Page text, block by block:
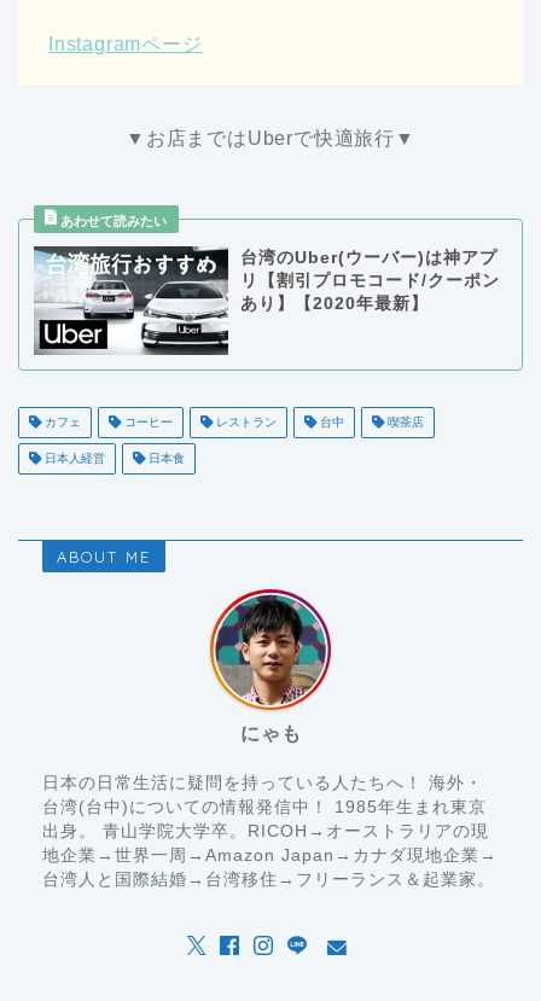
Instagramページ
▼お店まではUberで快適旅行▼
台湾のUber(ウーバー)は神アプ
リ【割引プロモコード/クーポン
あり】【2020年最新】
カフェ コーヒー レストラン 台中 喫茶店
日本人経営 日本食
ABOUT ME
にゃも
日本の日常生活に疑問を持っている人たちへ！ 海外・
台湾(台中)についての情報発信中！ 1985年生まれ東京
出身。 青山学院大学卒。RICOH→オーストラリアの現
地企業→世界一周→Amazon Japan→カナダ現地企業→
台湾人と国際結婚→台湾移住→フリーランス＆起業家。